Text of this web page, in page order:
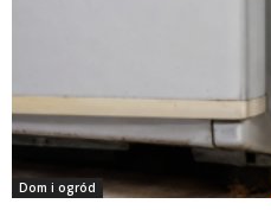
Dom i ogród